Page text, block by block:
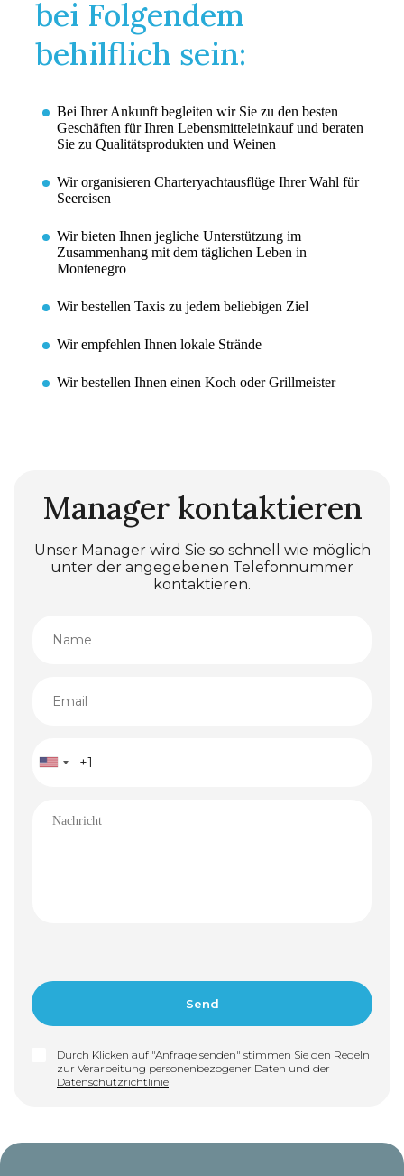
bei Folgendem
behilflich sein:
Bei Ihrer Ankunft begleiten wir Sie zu den besten
Geschäften für Ihren Lebensmitteleinkauf und beraten
Sie zu Qualitätsprodukten und Weinen
Wir organisieren Charteryachtausflüge Ihrer Wahl für
Seereisen
Wir bieten Ihnen jegliche Unterstützung im
Zusammenhang mit dem täglichen Leben in
Montenegro
Wir bestellen Taxis zu jedem beliebigen Ziel
Wir empfehlen Ihnen lokale Strände
Wir bestellen Ihnen einen Koch oder Grillmeister
Manager kontaktieren
Unser Manager wird Sie so schnell wie möglich
unter der angegebenen Telefonnummer
kontaktieren.
Durch Klicken auf "Anfrage senden" stimmen Sie den Regeln
zur Verarbeitung personenbezogener Daten und der
Datenschutzrichtlinie